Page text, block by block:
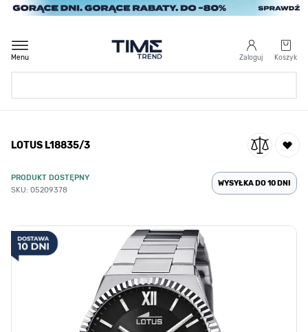
Przejdź do treści
Zaloguj Koszyk
Menu
/
LOTUS L18835/3
LOTUS L18835/3
PRODUKT DOSTĘPNY
SKU: 05209378
WYSYŁKA DO 10 DNI